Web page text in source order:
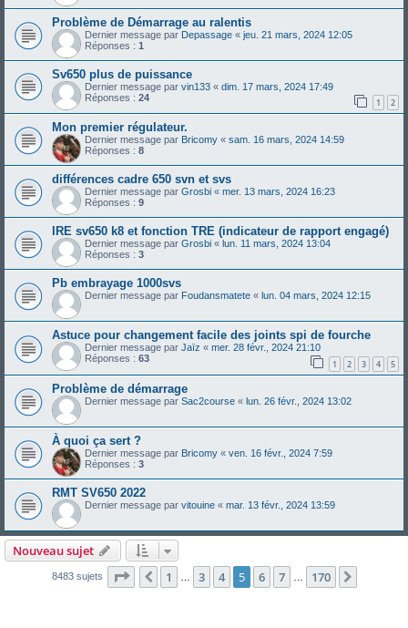
Problème de Démarrage au ralentis
Dernier message par Depassage « jeu. 21 mars, 2024 12:05
Réponses : 1
Sv650 plus de puissance
Dernier message par vin133 « dim. 17 mars, 2024 17:49
Réponses : 24 1 2
Mon premier régulateur.
Dernier message par Bricomy « sam. 16 mars, 2024 14:59
Réponses : 8
différences cadre 650 svn et svs
Dernier message par Grosbi « mer. 13 mars, 2024 16:23
Réponses : 9
IRE sv650 k8 et fonction TRE (indicateur de rapport engagé)
Dernier message par Grosbi « lun. 11 mars, 2024 13:04
Réponses : 3
Pb embrayage 1000svs
Dernier message par Foudansmatete « lun. 04 mars, 2024 12:15
Astuce pour changement facile des joints spi de fourche
Dernier message par Jaïz « mer. 28 févr., 2024 21:10
Réponses : 63 1 2 3 4 5
Problème de démarrage
Dernier message par Sac2course « lun. 26 févr., 2024 13:02
À quoi ça sert ?
Dernier message par Bricomy « ven. 16 févr., 2024 7:59
Réponses : 3
RMT SV650 2022
Dernier message par vitouine « mar. 13 févr., 2024 13:59
Nouveau sujet
8483 sujets Page sur 170
Précédente
1 3 4 5 6 7 170